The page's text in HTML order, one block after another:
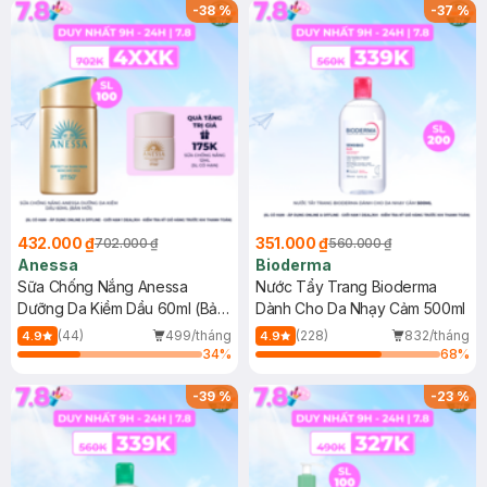
-38%
432.000 ₫702.000 ₫
Anessa
Sữa Chống Nắng Anessa
Dưỡng Da Kiềm Dầu 60ml (Bản
Mới)
4.9 (44)
499/tháng
34%
-37%
351.000 ₫560.000 ₫
Bioderma
Nước Tẩy Trang Bioderma
Dành Cho Da Nhạy Cảm 500ml
4.9 (228)
832/tháng
68%
-39% -23%